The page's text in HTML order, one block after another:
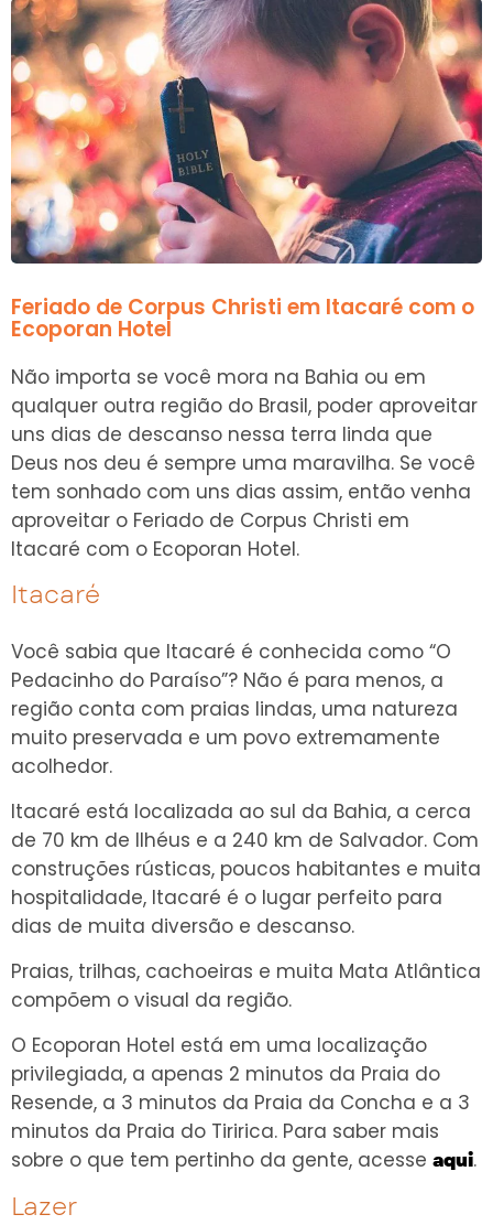
Feriado de Corpus Christi em Itacaré com o
Ecoporan Hotel
Não importa se você mora na Bahia ou em
qualquer outra região do Brasil, poder aproveitar
uns dias de descanso nessa terra linda que
Deus nos deu é sempre uma maravilha. Se você
tem sonhado com uns dias assim, então venha
aproveitar o Feriado de Corpus Christi em
Itacaré com o Ecoporan Hotel.
Itacaré
Você sabia que Itacaré é conhecida como “O
Pedacinho do Paraíso”? Não é para menos, a
região conta com praias lindas, uma natureza
muito preservada e um povo extremamente
acolhedor.
Itacaré está localizada ao sul da Bahia, a cerca
de 70 km de Ilhéus e a 240 km de Salvador. Com
construções rústicas, poucos habitantes e muita
hospitalidade, Itacaré é o lugar perfeito para
dias de muita diversão e descanso.
Praias, trilhas, cachoeiras e muita Mata Atlântica
compõem o visual da região.
O Ecoporan Hotel está em uma localização
privilegiada, a apenas 2 minutos da Praia do
Resende, a 3 minutos da Praia da Concha e a 3
minutos da Praia do Tiririca. Para saber mais
sobre o que tem pertinho da gente, acesse aqui.
Lazer